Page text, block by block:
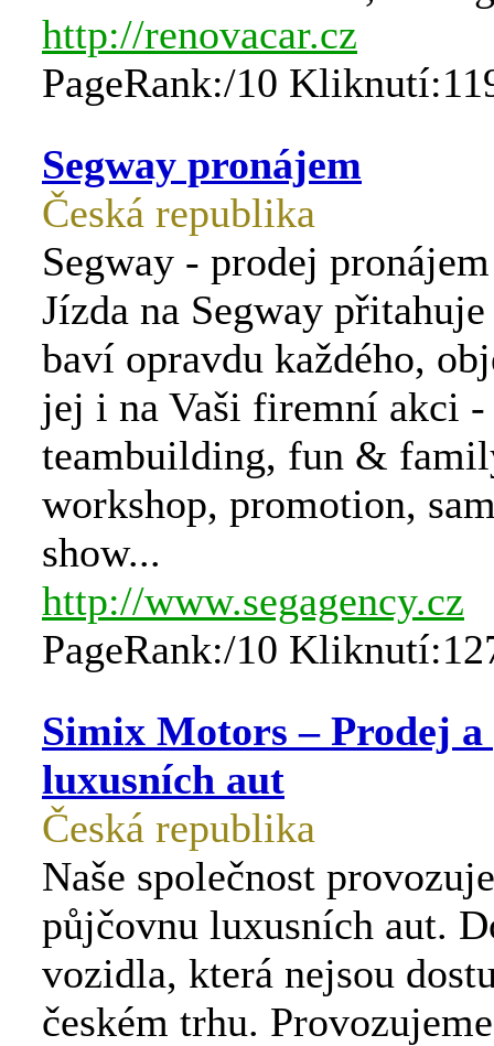
http://renovacar.cz
PageRank:/10
Segway pronájem
Česká republika
Segway - prodej
Jízda na Segway
baví opravdu každého,
jej i na Vaši firemní akci -
teambuilding, fun &
workshop, promotion,
show...
http://www.segagency.cz
PageRank:/10
Simix Motors – Prodej
luxusních aut
Česká republika
Naše společnost
půjčovnu luxusních aut.
vozidla, která nejsou
českém trhu.